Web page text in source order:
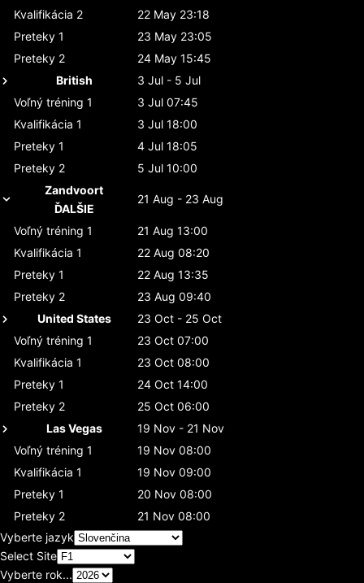
Kvalifikácia 2
22 May 23:18
Preteky 1
23 May 23:05
Preteky 2
24 May 15:45
British
3 Jul - 5 Jul
Voľný tréning 1
3 Jul 07:45
Kvalifikácia 1
3 Jul 18:00
Preteky 1
4 Jul 18:05
Preteky 2
5 Jul 10:00
Zandvoort
ĎALŠIE
21 Aug - 23 Aug
Voľný tréning 1
21 Aug 13:00
Kvalifikácia 1
22 Aug 08:20
Preteky 1
22 Aug 13:35
Preteky 2
23 Aug 09:40
United States
23 Oct - 25 Oct
Voľný tréning 1
23 Oct 07:00
Kvalifikácia 1
23 Oct 08:00
Preteky 1
24 Oct 14:00
Preteky 2
25 Oct 06:00
Las Vegas
19 Nov - 21 Nov
Voľný tréning 1
19 Nov 08:00
Kvalifikácia 1
19 Nov 09:00
Preteky 1
20 Nov 08:00
Preteky 2
21 Nov 08:00
Vyberte jazyk
Select Site
Vyberte rok...